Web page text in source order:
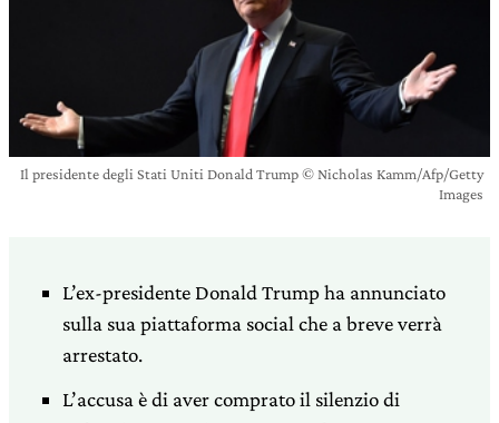
Il presidente degli Stati Uniti Donald Trump © Nicholas Kamm/Afp/Getty
Images
L’ex-presidente Donald Trump ha annunciato
sulla sua piattaforma social che a breve verrà
arrestato.
L’accusa è di aver comprato il silenzio di